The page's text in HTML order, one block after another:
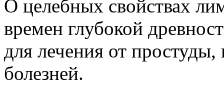
О целебных свойствах
времен глубокой
для лечения от
болезней.